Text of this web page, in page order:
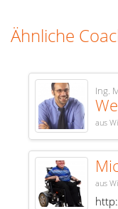
Ähnliche
Ing.
aus
aus